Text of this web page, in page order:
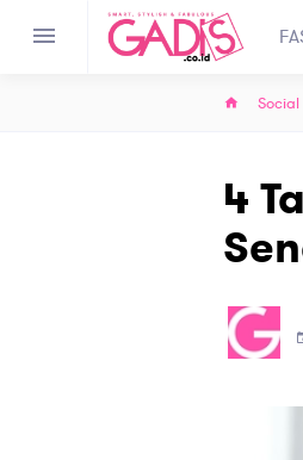
Social
4